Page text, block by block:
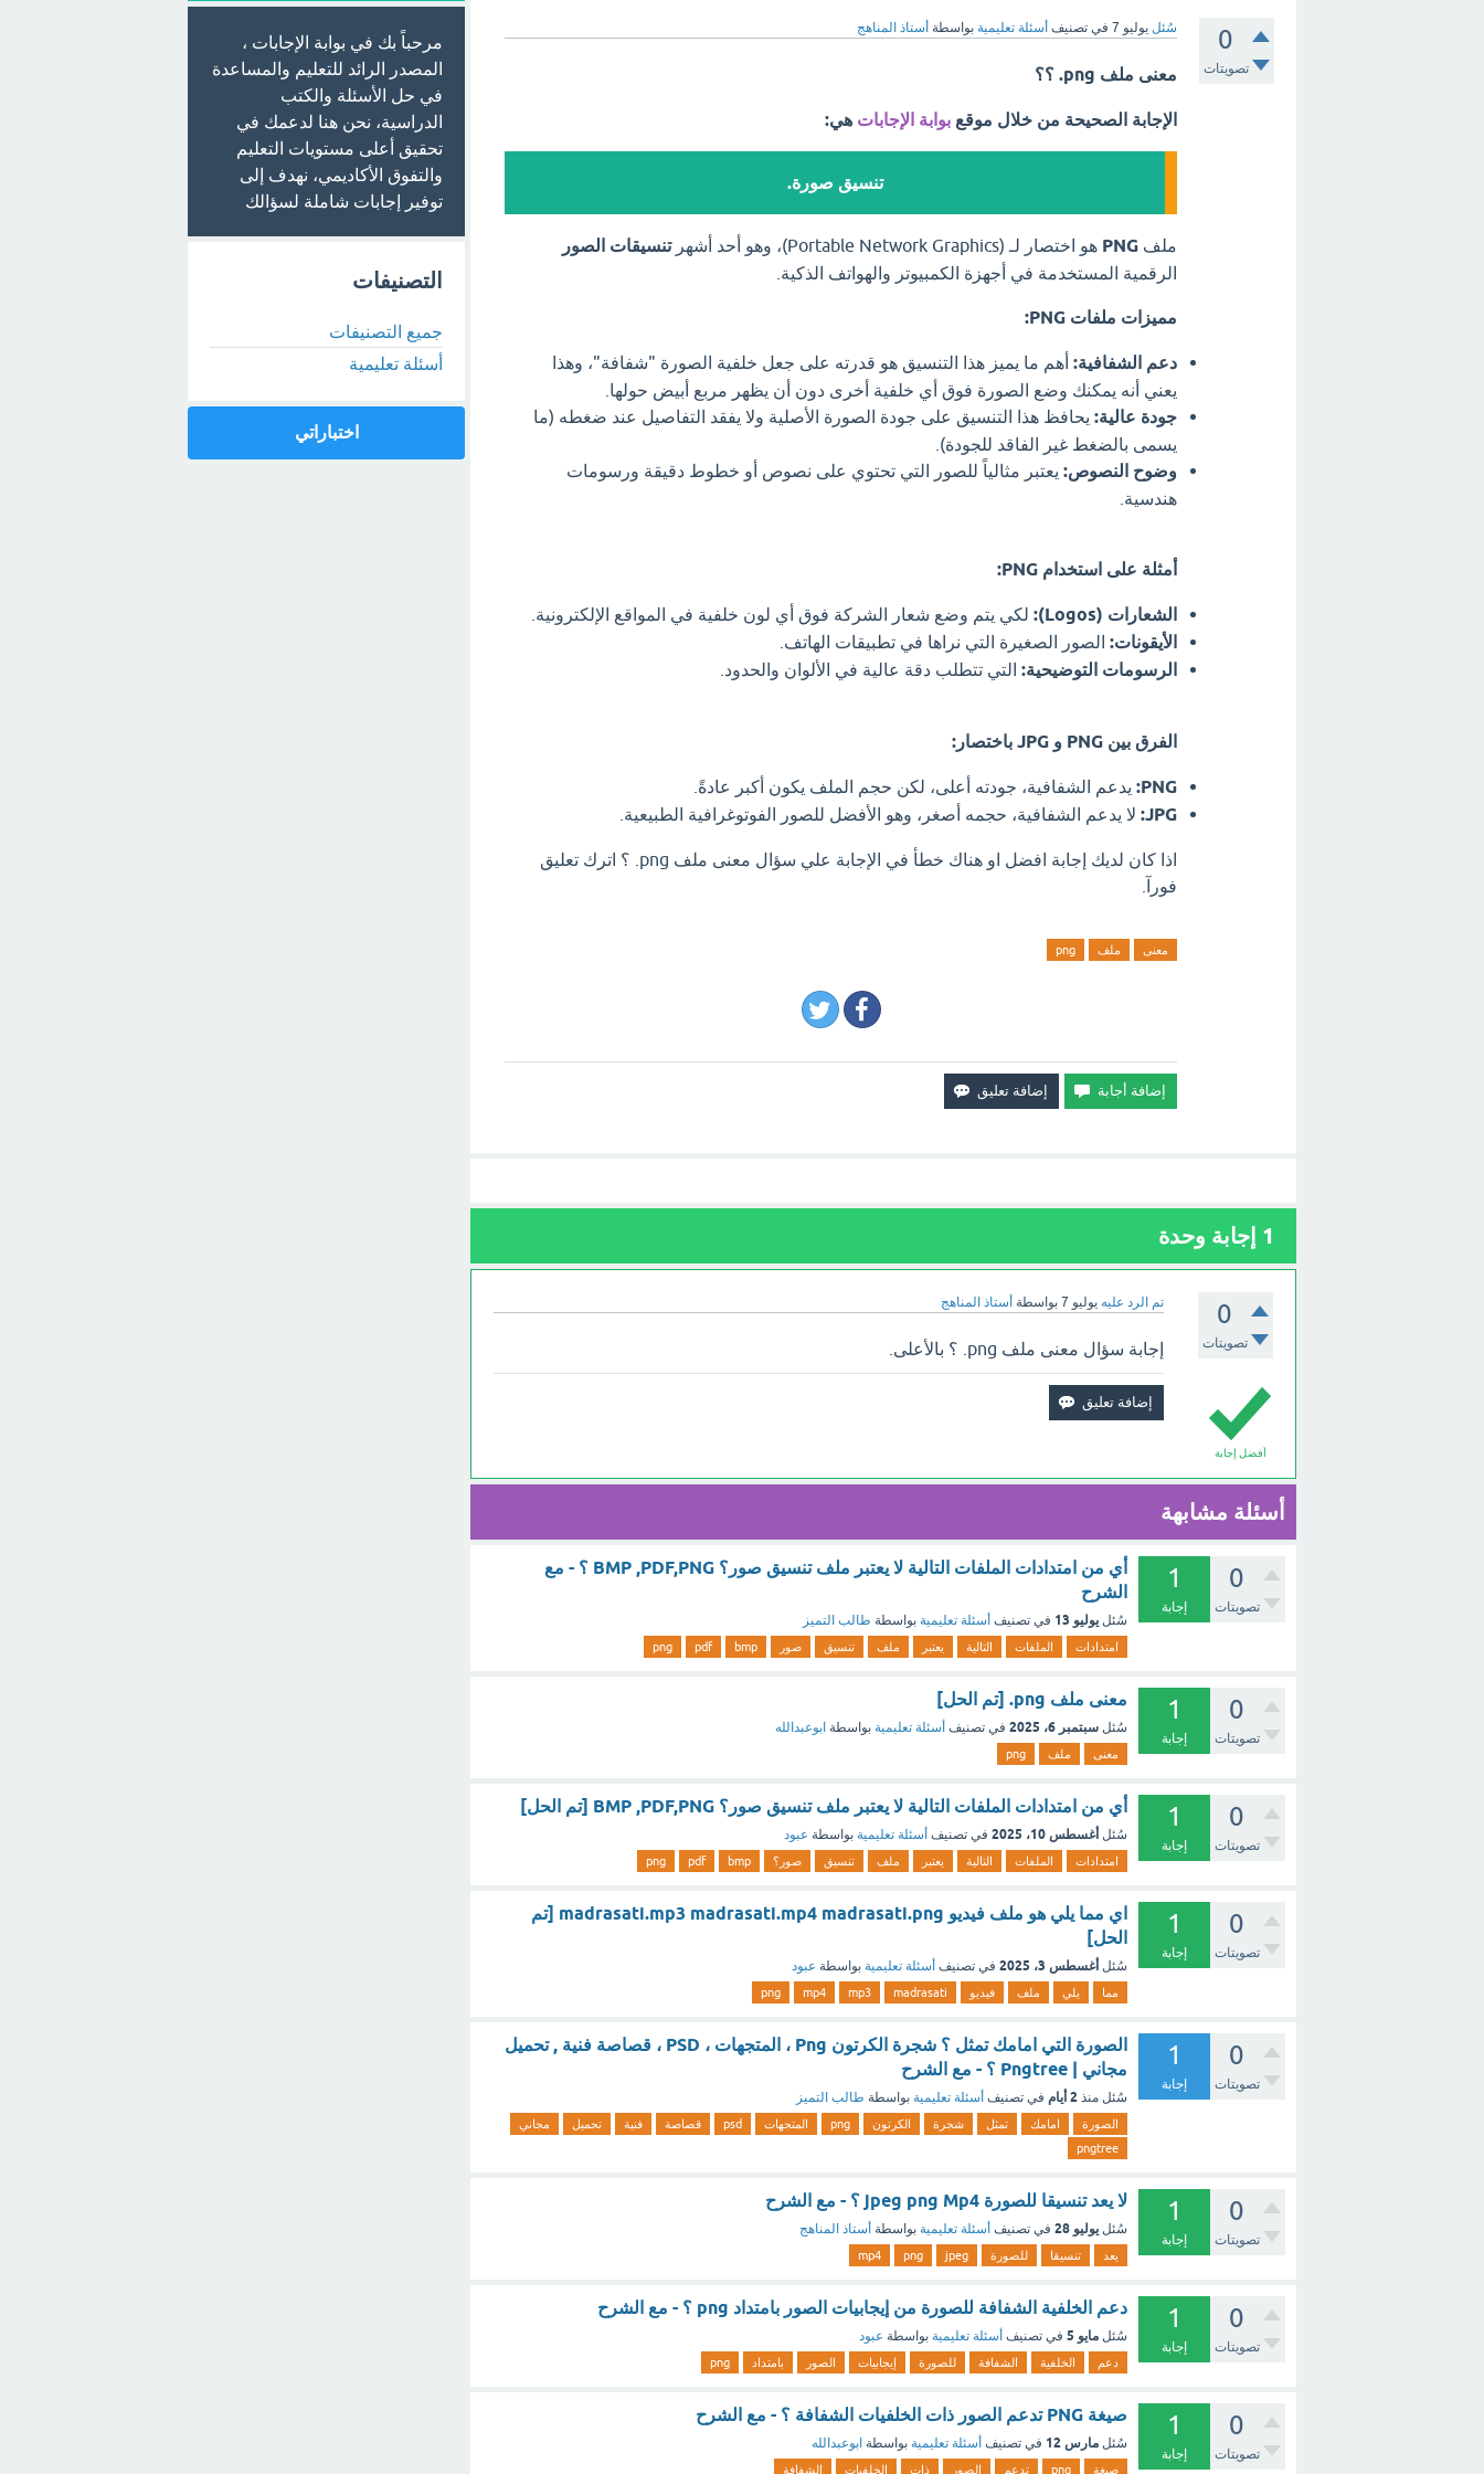
0
تصويتات
سُئل يوليو 7 في تصنيف أسئلة تعليمية بواسطة أستاذ المناهج
معنى ملف png. ؟؟
الإجابة الصحيحة من خلال موقع بوابة الإجابات هي:
تنسيق صورة.
ملف PNG هو اختصار لـ (Portable Network Graphics)، وهو أحد أشهر تنسيقات الصور
الرقمية المستخدمة في أجهزة الكمبيوتر والهواتف الذكية.
مميزات ملفات PNG:
دعم الشفافية: أهم ما يميز هذا التنسيق هو قدرته على جعل خلفية الصورة "شفافة"، وهذا
يعني أنه يمكنك وضع الصورة فوق أي خلفية أخرى دون أن يظهر مربع أبيض حولها.
جودة عالية: يحافظ هذا التنسيق على جودة الصورة الأصلية ولا يفقد التفاصيل عند ضغطه (ما
يسمى بالضغط غير الفاقد للجودة).
وضوح النصوص: يعتبر مثالياً للصور التي تحتوي على نصوص أو خطوط دقيقة ورسومات
هندسية.
أمثلة على استخدام PNG:
الشعارات (Logos): لكي يتم وضع شعار الشركة فوق أي لون خلفية في المواقع الإلكترونية.
الأيقونات: الصور الصغيرة التي نراها في تطبيقات الهاتف.
الرسومات التوضيحية: التي تتطلب دقة عالية في الألوان والحدود.
الفرق بين PNG و JPG باختصار:
PNG: يدعم الشفافية، جودته أعلى، لكن حجم الملف يكون أكبر عادةً.
JPG: لا يدعم الشفافية، حجمه أصغر، وهو الأفضل للصور الفوتوغرافية الطبيعية.
اذا كان لديك إجابة افضل او هناك خطأ في الإجابة علي سؤال معنى ملف png. ؟ اترك تعليق
فورآ.
معنى ملف png
1 إجابة وحدة
0
تصويتات
تم الرد عليه يوليو 7 بواسطة أستاذ المناهج
أفضل إجابة
إجابة سؤال معنى ملف png. ؟ بالأعلى.
أسئلة مشابهة
0
تصويتات
1
إجابة
أي من امتدادات الملفات التالية لا يعتبر ملف تنسيق صور؟ BMP ,PDF,PNG ؟ - مع
الشرح
سُئل يوليو 13 في تصنيف أسئلة تعليمية بواسطة طالب التميز
امتدادات الملفات التالية يعتبر ملف تنسيق صور bmp
pdf
png
0
تصويتات
1
إجابة
معنى ملف png. [تم الحل]
سُئل سبتمبر 6، 2025 في تصنيف أسئلة تعليمية بواسطة ابوعبدالله
معنى ملف png
0
تصويتات
1
إجابة
أي من امتدادات الملفات التالية لا يعتبر ملف تنسيق صور؟ BMP ,PDF,PNG [تم الحل]
سُئل أغسطس 10، 2025 في تصنيف أسئلة تعليمية بواسطة عبود
امتدادات الملفات التالية يعتبر ملف تنسيق صور؟ bmp
pdf
png
0
تصويتات
1
إجابة
اي مما يلي هو ملف فيديو madrasati.mp3 madrasati.mp4 madrasati.png [تم
الحل]
سُئل أغسطس 3، 2025 في تصنيف أسئلة تعليمية بواسطة عبود
مما يلي ملف فيديو madrasati
mp3
mp4
png
0
تصويتات
1
إجابة
الصورة التي امامك تمثل ؟ شجرة الكرتون Png ، المتجهات ، PSD ، قصاصة فنية , تحميل
مجاني | Pngtree ؟ - مع الشرح
سُئل منذ 2 أيام في تصنيف أسئلة تعليمية بواسطة طالب التميز
الصورة امامك تمثل شجرة الكرتون png المتجهات psd قصاصة فنية تحميل
مجاني
pngtree
0
تصويتات
1
إجابة
لا يعد تنسيقا للصورة jpeg png Mp4 ؟ - مع الشرح
سُئل يوليو 28 في تصنيف أسئلة تعليمية بواسطة أستاذ المناهج
يعد تنسيقا للصورة jpeg
png
mp4
0
تصويتات
1
إجابة
دعم الخلفية الشفافة للصورة من إيجابيات الصور بامتداد png ؟ - مع الشرح
سُئل مايو 5 في تصنيف أسئلة تعليمية بواسطة عبود
دعم الخلفية الشفافة للصورة إيجابيات الصور بامتداد png
0
تصويتات
1
إجابة
صيغة PNG تدعم الصور ذات الخلفيات الشفافة ؟ - مع الشرح
سُئل مارس 12 في تصنيف أسئلة تعليمية بواسطة ابوعبدالله
صيغة png تدعم الصور ذات الخلفيات الشفافة
مرحباً بك في بوابة الإجابات ،
المصدر الرائد للتعليم والمساعدة
في حل الأسئلة والكتب
الدراسية، نحن هنا لدعمك في
تحقيق أعلى مستويات التعليم
والتفوق الأكاديمي، نهدف إلى
توفير إجابات شاملة لسؤالك
التصنيفات
جميع التصنيفات
أسئلة تعليمية
اختباراتي